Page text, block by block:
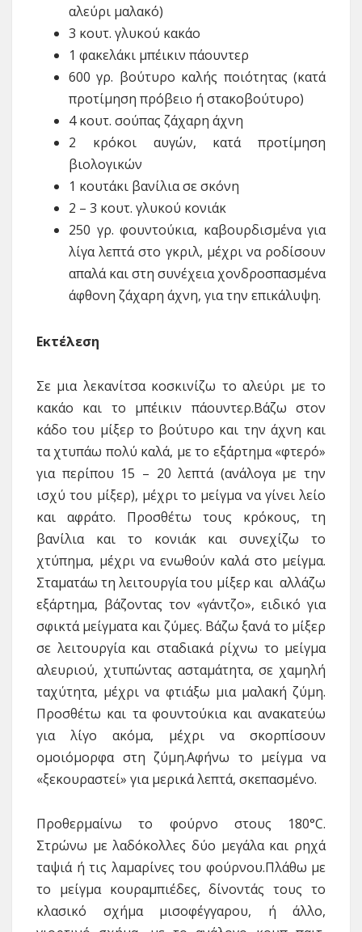
αλεύρι μαλακό)
3 κουτ. γλυκού κακάο
1 φακελάκι μπέικιν πάουντερ
600 γρ. βούτυρο καλής ποιότητας (κατά
προτίμηση πρόβειο ή στακοβούτυρο)
4 κουτ. σούπας ζάχαρη άχνη
2 κρόκοι αυγών, κατά προτίμηση
βιολογικών
1 κουτάκι βανίλια σε σκόνη
2 – 3 κουτ. γλυκού κονιάκ
250 γρ. φουντούκια, καβουρδισμένα για
λίγα λεπτά στο γκριλ, μέχρι να ροδίσουν
απαλά και στη συνέχεια χονδροσπασμένα
άφθονη ζάχαρη άχνη, για την επικάλυψη.
Εκτέλεση
Σε μια λεκανίτσα κοσκινίζω το αλεύρι με το
κακάο και το μπέικιν πάουντερ.Βάζω στον
κάδο του μίξερ το βούτυρο και την άχνη και
τα χτυπάω πολύ καλά, με το εξάρτημα «φτερό»
για περίπου 15 – 20 λεπτά (ανάλογα με την
ισχύ του μίξερ), μέχρι το μείγμα να γίνει λείο
και αφράτο. Προσθέτω τους κρόκους, τη
βανίλια και το κονιάκ και συνεχίζω το
χτύπημα, μέχρι να ενωθούν καλά στο μείγμα.
Σταματάω τη λειτουργία του μίξερ και αλλάζω
εξάρτημα, βάζοντας τον «γάντζο», ειδικό για
σφικτά μείγματα και ζύμες. Βάζω ξανά το μίξερ
σε λειτουργία και σταδιακά ρίχνω το μείγμα
αλευριού, χτυπώντας ασταμάτητα, σε χαμηλή
ταχύτητα, μέχρι να φτιάξω μια μαλακή ζύμη.
Προσθέτω και τα φουντούκια και ανακατεύω
για λίγο ακόμα, μέχρι να σκορπίσουν
ομοιόμορφα στη ζύμη.Αφήνω το μείγμα να
«ξεκουραστεί» για μερικά λεπτά, σκεπασμένο.
Προθερμαίνω το φούρνο στους 180°C.
Στρώνω με λαδόκολλες δύο μεγάλα και ρηχά
ταψιά ή τις λαμαρίνες του φούρνου.Πλάθω με
το μείγμα κουραμπιέδες, δίνοντάς τους το
κλασικό σχήμα μισοφέγγαρου, ή άλλο,